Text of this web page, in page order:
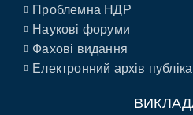
Проблемна НДР
Наукові форуми
Фахові видання
Електронний архів